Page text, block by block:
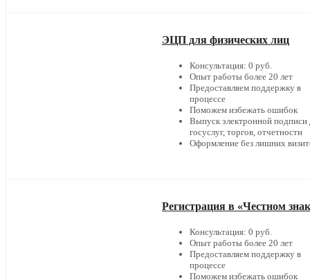
ЭЦП для физических лиц
Консультация: 0 руб.
Опыт работы более 20 лет
Предоставляем поддержку в
процессе
Поможем избежать ошибок
Выпуск электронной подписи
госуслуг, торгов, отчетности
Оформление без лишних
Регистрация в «Честном
Консультация: 0 руб.
Опыт работы более 20 лет
Предоставляем поддержку в
процессе
Поможем избежать ошибок